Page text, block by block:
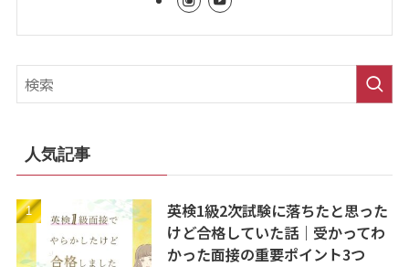
人気記事
英検1級2次試験に落ちたと思った
けど合格していた話｜受かってわ
かった面接の重要ポイント3つ